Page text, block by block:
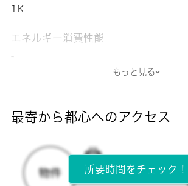
1Ｋ
エネルギー消費性能
-
所在階
もっと見る
最寄から都心へのアクセス
所要時間をチェック！